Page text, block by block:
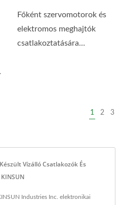
Főként szervomotorok és
elektromos meghajtók
csatlakoztatására
1 2 3
Vízálló Csatlakozók És
Industries Inc. elektronikai